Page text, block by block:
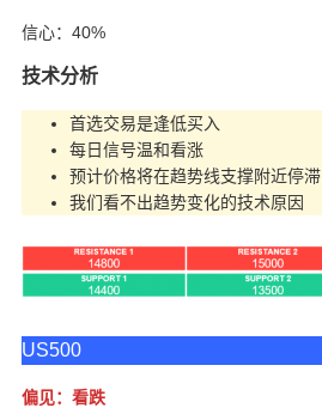
信心：40%
技术分析
首选交易是逢低买入
每日信号温和看涨
预计价格将在趋势线支撑附近停滞
我们看不出趋势变化的技术原因
US500
偏见：看跌